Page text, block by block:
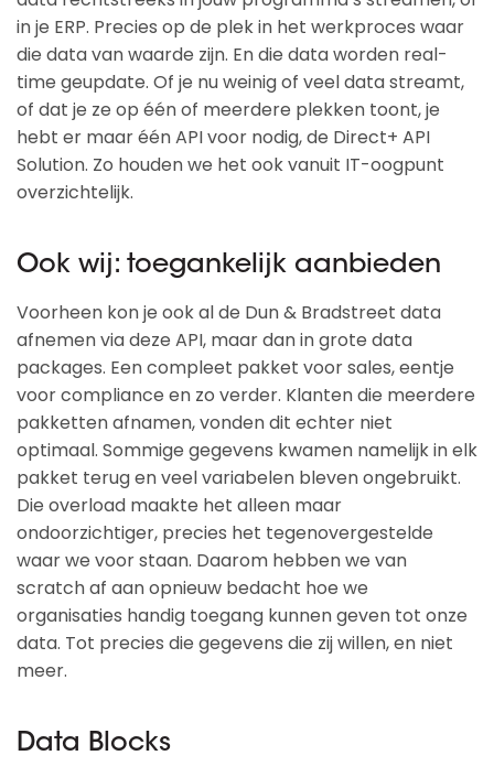
in je ERP. Precies op de plek in het werkproces waar
die data van waarde zijn. En die data worden real-
time geupdate. Of je nu weinig of veel data streamt,
of dat je ze op één of meerdere plekken toont, je
hebt er maar één API voor nodig, de Direct+ API
Solution. Zo houden we het ook vanuit IT-oogpunt
overzichtelijk.
Ook wij: toegankelijk aanbieden
Voorheen kon je ook al de Dun & Bradstreet data
afnemen via deze API, maar dan in grote data
packages. Een compleet pakket voor sales, eentje
voor compliance en zo verder. Klanten die meerdere
pakketten afnamen, vonden dit echter niet
optimaal. Sommige gegevens kwamen namelijk in elk
pakket terug en veel variabelen bleven ongebruikt.
Die overload maakte het alleen maar
ondoorzichtiger, precies het tegenovergestelde
waar we voor staan. Daarom hebben we van
scratch af aan opnieuw bedacht hoe we
organisaties handig toegang kunnen geven tot onze
data. Tot precies die gegevens die zij willen, en niet
meer.
Data Blocks